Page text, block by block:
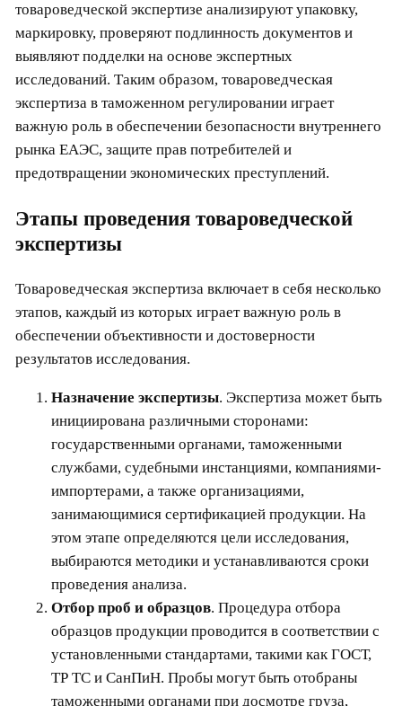
товароведческой экспертизе анализируют упаковку,
маркировку, проверяют подлинность документов и
выявляют подделки на основе экспертных
исследований. Таким образом, товароведческая
экспертиза в таможенном регулировании играет
важную роль в обеспечении безопасности внутреннего
рынка ЕАЭС, защите прав потребителей и
предотвращении экономических преступлений.
Этапы проведения товароведческой
экспертизы
Товароведческая экспертиза включает в себя несколько
этапов, каждый из которых играет важную роль в
обеспечении объективности и достоверности
результатов исследования.
Назначение экспертизы. Экспертиза может быть
инициирована различными сторонами:
государственными органами, таможенными
службами, судебными инстанциями, компаниями-
импортерами, а также организациями,
занимающимися сертификацией продукции. На
этом этапе определяются цели исследования,
выбираются методики и устанавливаются сроки
проведения анализа.
Отбор проб и образцов. Процедура отбора
образцов продукции проводится в соответствии с
установленными стандартами, такими как ГОСТ,
ТР ТС и СанПиН. Пробы могут быть отобраны
таможенными органами при досмотре груза,